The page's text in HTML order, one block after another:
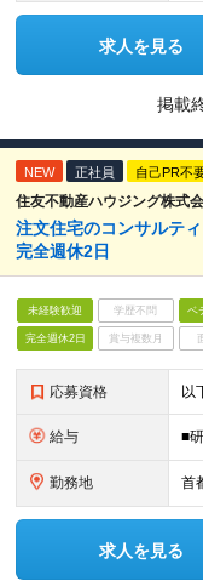
求人を見る
掲載
NEW 正社員 自己PR不
住友不動産ハウジング株式
注文住宅のコンサルテ
完全週休2日
未経験歓迎 学歴不問 ベ
完全週休2日 賞与複数月
応募資格
給与
勤務地
求人を見る